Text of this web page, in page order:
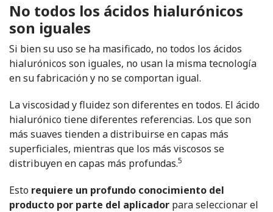
No todos los ácidos hialurónicos
son iguales
Si bien su uso se ha masificado, no todos los ácidos
hialurónicos son iguales, no usan la misma tecnología
en su fabricación y no se comportan igual.
La viscosidad y fluidez son diferentes en todos. El ácido
hialurónico tiene diferentes referencias. Los que son
más suaves tienden a distribuirse en capas más
superficiales, mientras que los más viscosos se
distribuyen en capas más profundas.5
Esto requiere un profundo conocimiento del
producto por parte del aplicador para seleccionar el